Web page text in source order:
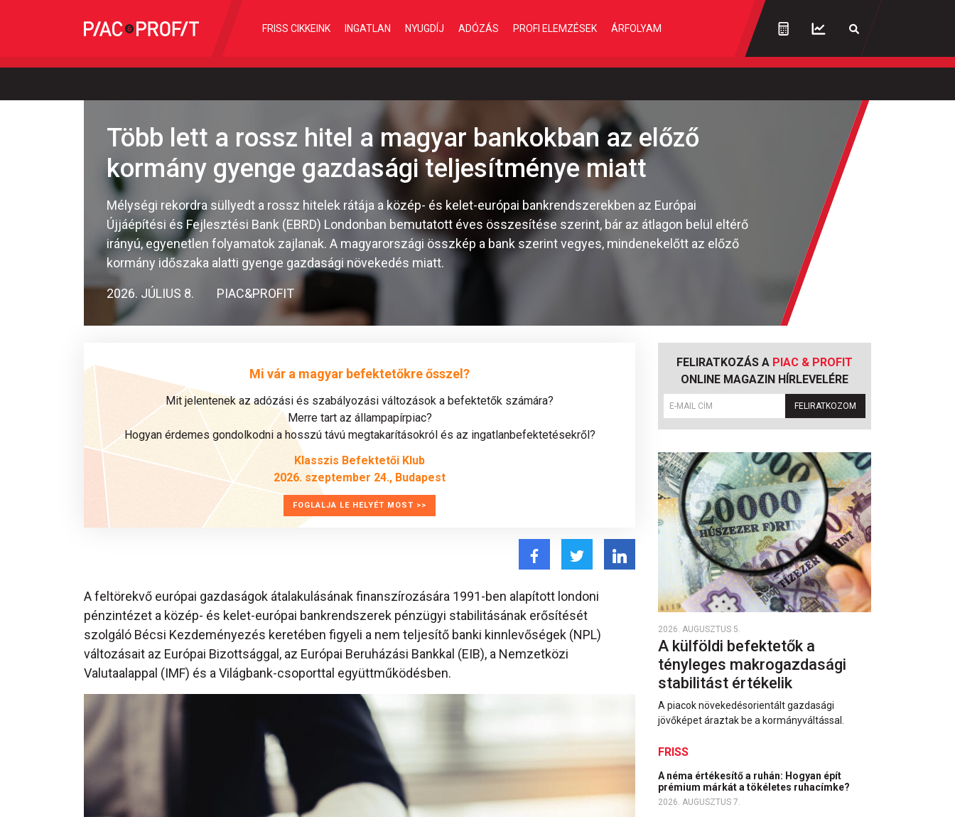
FRISS CIKKEINK INGATLAN NYUGDÍJ ADÓZÁS PROFI ELEMZÉSEK ÁRFOLYAM
Több lett a rossz hitel a magyar bankokban az előző
kormány gyenge gazdasági teljesítménye miatt
Mélységi rekordra süllyedt a rossz hitelek rátája a közép- és kelet-európai bankrendszerekben az Európai
Újjáépítési és Fejlesztési Bank (EBRD) Londonban bemutatott éves összesítése szerint, bár az átlagon belül eltérő
irányú, egyenetlen folyamatok zajlanak. A magyarországi összkép a bank szerint vegyes, mindenekelőtt az előző
kormány időszaka alatti gyenge gazdasági növekedés miatt.
2026. JÚLIUS 8. PIAC&PROFIT
Mi vár a magyar befektetőkre ősszel?
Mit jelentenek az adózási és szabályozási változások a befektetők számára?
Merre tart az állampapírpiac?
Hogyan érdemes gondolkodni a hosszú távú megtakarításokról és az ingatlanbefektetésekről?
Klasszis Befektetői Klub
2026. szeptember 24., Budapest
FOGLALJA LE HELYÉT MOST >>
A feltörekvő európai gazdaságok átalakulásának finanszírozására 1991-ben alapított londoni
pénzintézet a közép- és kelet-európai bankrendszerek pénzügyi stabilitásának erősítését
szolgáló Bécsi Kezdeményezés keretében figyeli a nem teljesítő banki kinnlevőségek (NPL)
változásait az Európai Bizottsággal, az Európai Beruházási Bankkal (EIB), a Nemzetközi
Valutaalappal (IMF) és a Világbank-csoporttal együttműködésben.
FELIRATKOZÁS A PIAC & PROFIT
ONLINE MAGAZIN HÍRLEVELÉRE
FELIRATKOZOM
2026. AUGUSZTUS 5.
A külföldi befektetők a
tényleges makrogazdasági
stabilitást értékelik
A piacok növekedésorientált gazdasági
jövőképet áraztak be a kormányváltással.
FRISS
A néma értékesítő a ruhán: Hogyan épít
prémium márkát a tökéletes ruhacímke?
2026. AUGUSZTUS 7.